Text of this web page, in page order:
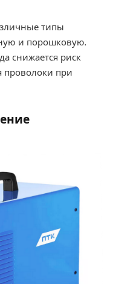
типы
и порошковую.
снижается риск
проволоки при